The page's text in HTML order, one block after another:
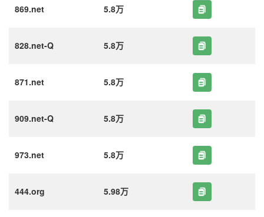
869.net 5.8万
828.net-Q 5.8万
871.net 5.8万
909.net-Q 5.8万
973.net 5.8万
444.org 5.98万